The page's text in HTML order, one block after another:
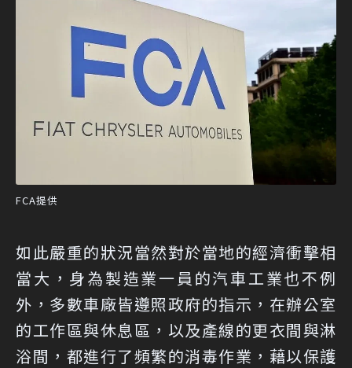
FCA提供
如此嚴重的狀況當然對於當地的經濟衝擊相
當大，身為製造業一員的汽車工業也不例
外，多數車廠皆遵照政府的指示，在辦公室
的工作區與休息區，以及產線的更衣間與淋
浴間，都進行了頻繁的消毒作業，藉以保護